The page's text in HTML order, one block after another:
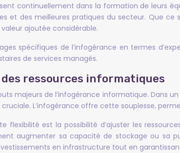
continuellement dans la formation de leurs
et des meilleures pratiques du secteur. Que
ajoutée considérable.
spécifiques de l’infogérance en termes
de services managés.
ressources informatiques
majeurs de l’infogérance informatique.
L’infogérance offre cette souplesse,
flexibilité est la possibilité d’ajuster les
augmenter sa capacité de stockage ou sa
en infrastructure tout en